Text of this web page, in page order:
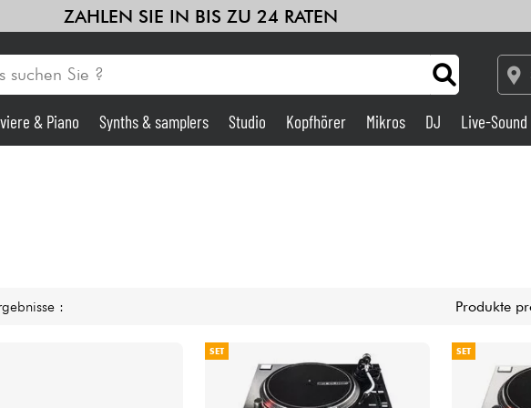
ZAHLEN SIE IN BIS ZU 24 RATEN
Kinder
& Piano Synths & samplers Studio Kopfhörer Mikros DJ Live-Sound
: Produkte
SET SET